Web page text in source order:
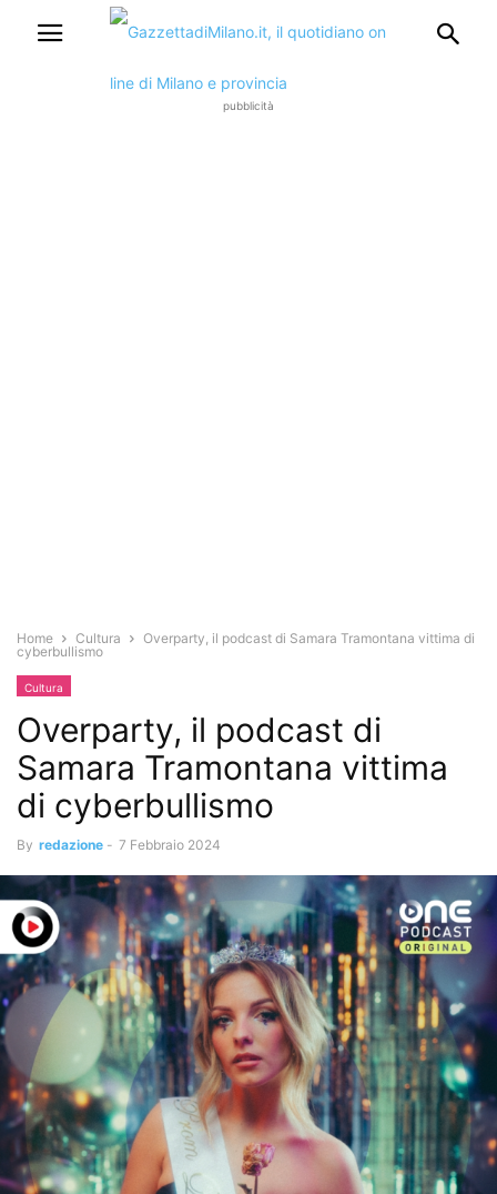
pubblicità
Home Cultura
Overparty, il podcast di Samara Tramontana vittima di
cyberbullismo
Cultura
Overparty, il podcast di
Samara Tramontana vittima
di cyberbullismo
By redazione - 7 Febbraio 2024